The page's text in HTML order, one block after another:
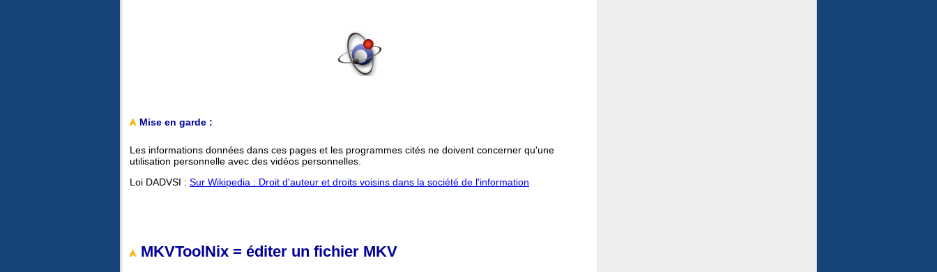
Mise en garde :
Les informations données dans ces pages et les programmes cités ne doivent concerner qu'une
utilisation personnelle avec des vidéos personnelles.
Loi DADVSI : Sur Wikipedia : Droit d'auteur et droits voisins dans la société de l'information
MKVToolNix = éditer un fichier MKV